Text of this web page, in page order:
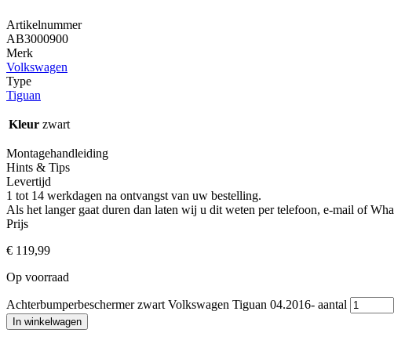
Artikelnummer
AB3000900
Merk
Volkswagen
Type
Tiguan
Kleur zwart
Montagehandleiding
Hints & Tips
Levertijd
1 tot 14 werkdagen na ontvangst van uw bestelling.
Als het langer gaat duren dan laten wij u dit weten per telefoon, e-mail of
Prijs
€ 119,99
Op voorraad
Achterbumperbeschermer zwart Volkswagen Tiguan 04.2016- aantal
In winkelwagen